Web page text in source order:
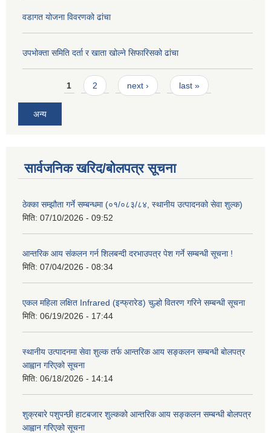
वडागत योजना विवरणको ढांचा
उपभोक्ता समिति दर्ता र खाता खोल्ने सिफारिसको ढांचा
Pages1 2 next › last »
अन्य
सार्वजनिक खरिद/बोलपत्र सूचना
ठेक्का सम्झौता गर्ने सम्बन्धमा (०१/०८३/८४, स्थानीय उत्पादनको सेवा शुल्क)
मिति: 07/10/2026 - 09:52
आन्तरिक आय संकलन गर्न शिलबन्दी दरभाउपत्र पेश गर्ने सम्बन्धी सूचना !
मिति: 07/04/2026 - 08:34
एकल महिला लक्षित Infrared (इन्फ्रारेड) चुल्हो वितरण गरिने सम्बन्धी सूचना
मिति: 06/19/2026 - 17:44
स्थानीय उत्पादनमा सेवा शुल्क तर्फ आन्तरिक आय सङ्कलन सम्बन्धी बोलपत्र
आह्वान गरिएको सूचना
मिति: 06/18/2026 - 14:14
शुक्रबारे पशुपन्छी हाटबजार शुल्कको आन्तरिक आय सङ्कलन सम्बन्धी बोलपत्र
आह्वान गरिएको सूचना